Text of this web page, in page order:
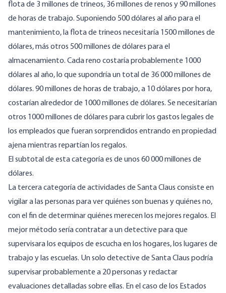
flota de 3 millones de trineos, 36 millones de renos y 90 millones
de horas de trabajo. Suponiendo 500 dólares al año para el
mantenimiento, la flota de trineos necesitaría 1500 millones de
dólares, más otros 500 millones de dólares para el
almacenamiento. Cada reno costaría probablemente 1000
dólares al año, lo que supondría un total de 36 000 millones de
dólares. 90 millones de horas de trabajo, a 10 dólares por hora,
costarían alrededor de 1000 millones de dólares. Se necesitarían
otros 1000 millones de dólares para cubrir los gastos legales de
los empleados que fueran sorprendidos entrando en propiedad
ajena mientras repartían los regalos.
El subtotal de esta categoría es de unos 60 000 millones de
dólares.
La tercera categoría de actividades de Santa Claus consiste en
vigilar a las personas para ver quiénes son buenas y quiénes no,
con el fin de determinar quiénes merecen los mejores regalos. El
mejor método sería contratar a un detective para que
supervisara los equipos de escucha en los hogares, los lugares de
trabajo y las escuelas. Un solo detective de Santa Claus podría
supervisar probablemente a 20 personas y redactar
evaluaciones detalladas sobre ellas. En el caso de los Estados